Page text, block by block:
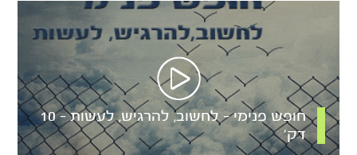
חופש פנימי – לחשוב, להרגיש, לעשות – 10
דק’